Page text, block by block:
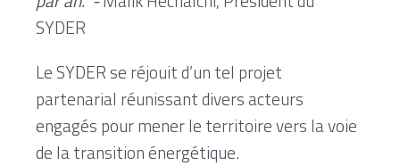
SYDER
Le SYDER se réjouit d’un tel projet
partenarial réunissant divers acteurs
engagés pour mener le territoire vers la voie
de la transition énergétique.